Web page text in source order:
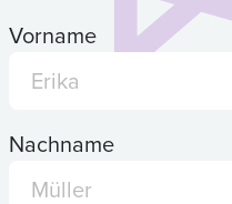
Vorname
Nachname